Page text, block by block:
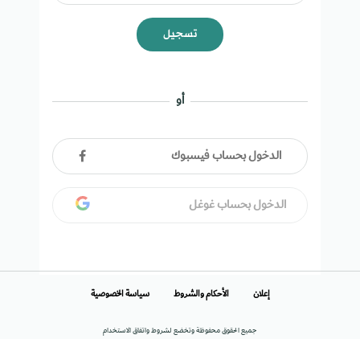
تسجيل
أو
الدخول بحساب فيسبوك
الدخول بحساب غوغل
جميع الحقوق محفوظة وتخضع لشروط واتفاق الاستخدام
إعلان الأحكام والشروط سياسة الخصوصية